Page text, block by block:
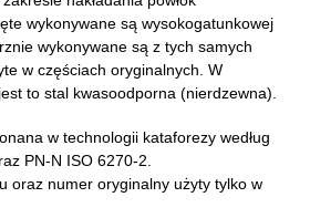
wykonywane są wysokogatunkowej
wykonywane są z tych samych
w częściach oryginalnych. W
to stal kwasoodporna (nierdzewna).
w technologii kataforezy według
PN-N ISO 6270-2.
oraz numer oryginalny użyty tylko w